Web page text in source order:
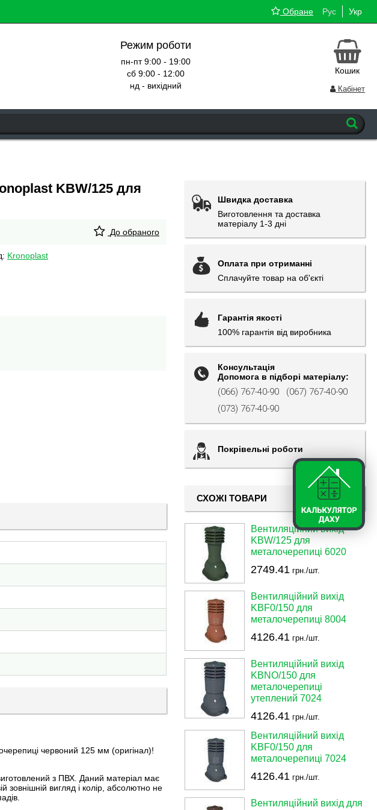
Рус Укр
Обране
Режим роботи
пн-пт 9:00 - 19:00
сб 9:00 - 12:00
нд - вихідний
Кошик
Кабінет
KBW/125 для
До обраного
Kronoplast
червоний 125 мм (оригінал)!
з ПВХ. Даний матеріал має
зовнішній вигляд і колір, абсолютно не
Швидка доставка
Виготовлення та доставка
матеріалу 1-3 дні
Оплата при отриманні
Сплачуйте товар на об'єкті
Гарантія якості
100% гарантія від виробника
Консультація
Допомога в підборі матеріалу:
(066) 767-40-90
(067) 767-40-90
(073) 767-40-90
Покрівельні роботи
СХОЖІ ТОВАРИ
Вентиляційний вихід
KBW/125 для
металочерепиці 6020
2749.41 грн./шт.
Вентиляційний вихід
KBF0/150 для
металочерепиці 8004
4126.41 грн./шт.
Вентиляційний вихід
KBNO/150 для
металочерепиці
утеплений 7024
4126.41 грн./шт.
Вентиляційний вихід
KBF0/150 для
металочерепиці 7024
4126.41 грн./шт.
Вентиляційний вихід для